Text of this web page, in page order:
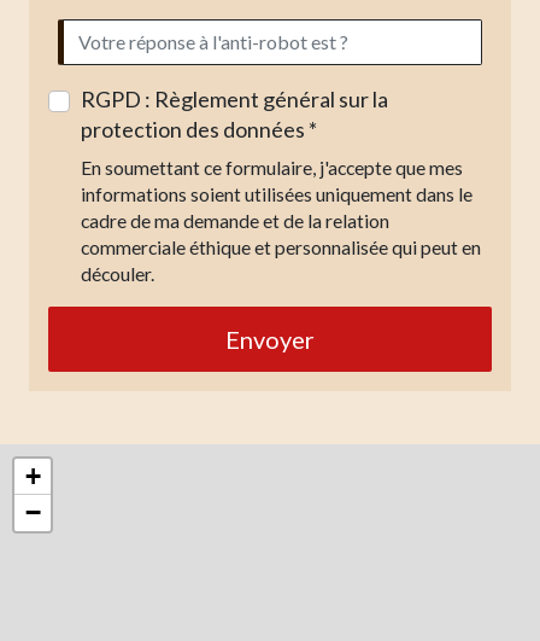
RGPD : Règlement général sur la
protection des données *
En soumettant ce formulaire, j'accepte que mes
informations soient utilisées uniquement dans le
cadre de ma demande et de la relation
commerciale éthique et personnalisée qui peut en
découler.
Envoyer
+
−